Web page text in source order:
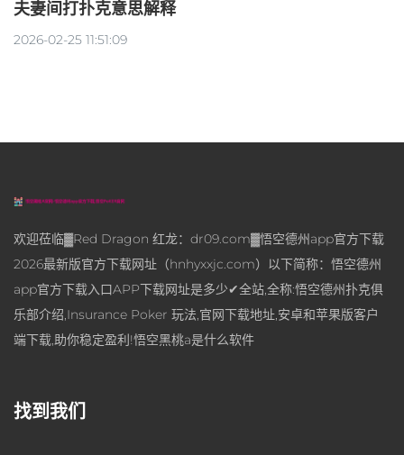
夫妻间打扑克意思解释
2026-02-25 11:51:09
欢迎莅临▓Red Dragon 红龙：dr09.com▓悟空德州app官方下载
2026最新版官方下载网址（hnhyxxjc.com）以下简称：悟空德州
app官方下载入口APP下载网址是多少✔全站,全称:悟空德州扑克俱
乐部介绍,Insurance Poker 玩法,官网下载地址,安卓和苹果版客户
端下载,助你稳定盈利!悟空黑桃a是什么软件
找到我们